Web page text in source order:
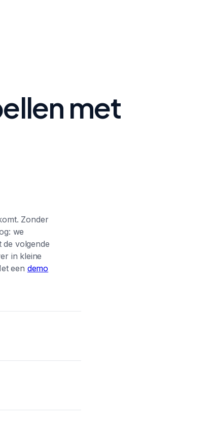
met
Zonder
we
de volgende
in kleine
een demo
moeten
voelt